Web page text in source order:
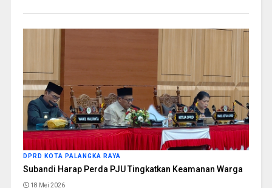
DPRD KOTA PALANGKA RAYA
Subandi Harap Perda PJU Tingkatkan Keamanan Warga
18 Mei 2026